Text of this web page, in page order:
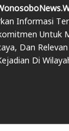
Informasi
Untuk
Dan
Di